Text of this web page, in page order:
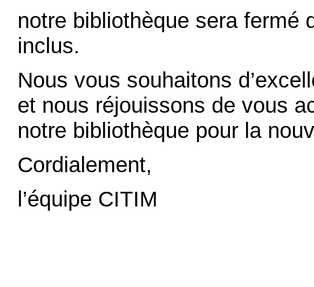
notre bibliothèque sera fermé
inclus.
Nous vous souhaitons
et nous réjouissons de vous
notre bibliothèque pour la
Cordialement,
l’équipe CITIM